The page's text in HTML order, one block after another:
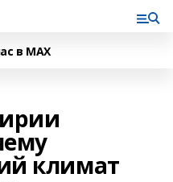
в MAX
климат